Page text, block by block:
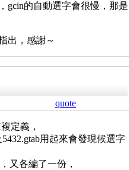
gcin的自動選字會很慢，那是
出，感謝～
quote
定義，
用起來會發現候選字
又各編了一份，